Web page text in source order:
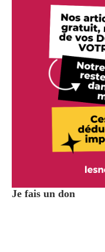
Je fais un don